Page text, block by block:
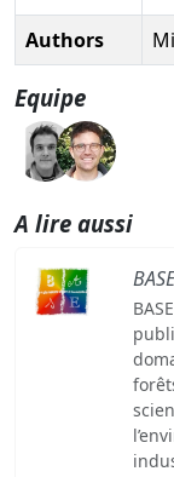
Authors
Equipe
A lire aussi
BASE